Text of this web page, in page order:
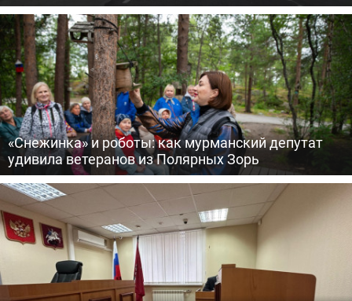
«Снежинка» и роботы: как мурманский депутат
удивила ветеранов из Полярных Зорь